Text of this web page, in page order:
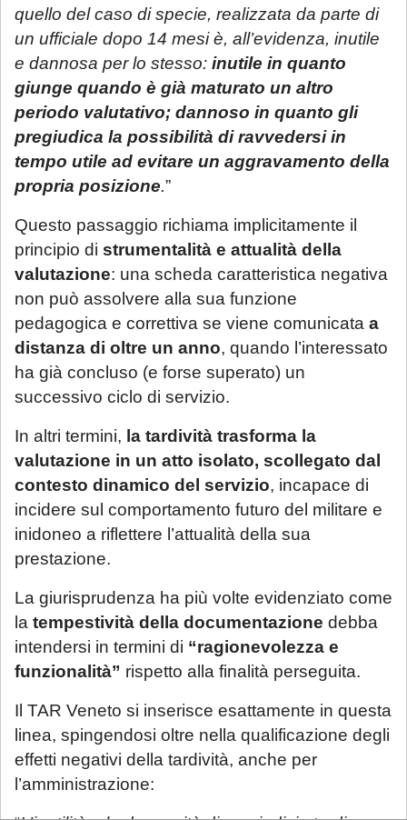
quello del caso di specie, realizzata da parte di
un ufficiale dopo 14 mesi è, all’evidenza, inutile
e dannosa per lo stesso: inutile in quanto
giunge quando è già maturato un altro
periodo valutativo; dannoso in quanto gli
pregiudica la possibilità di ravvedersi in
tempo utile ad evitare un aggravamento della
propria posizione.”
Questo passaggio richiama implicitamente il
principio di strumentalità e attualità della
valutazione: una scheda caratteristica negativa
non può assolvere alla sua funzione
pedagogica e correttiva se viene comunicata a
distanza di oltre un anno, quando l’interessato
ha già concluso (e forse superato) un
successivo ciclo di servizio.
In altri termini, la tardività trasforma la
valutazione in un atto isolato, scollegato dal
contesto dinamico del servizio, incapace di
incidere sul comportamento futuro del militare e
inidoneo a riflettere l’attualità della sua
prestazione.
La giurisprudenza ha più volte evidenziato come
la tempestività della documentazione debba
intendersi in termini di “ragionevolezza e
funzionalità” rispetto alla finalità perseguita.
Il TAR Veneto si inserisce esattamente in questa
linea, spingendosi oltre nella qualificazione degli
effetti negativi della tardività, anche per
l’amministrazione: